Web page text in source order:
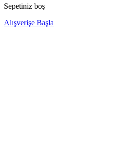
Sepetiniz boş
Alışverişe Başla